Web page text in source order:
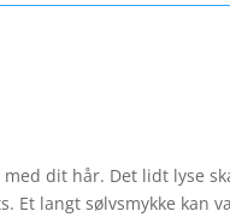
dit hår. Det lidt lyse
Et langt sølvsmykke kan